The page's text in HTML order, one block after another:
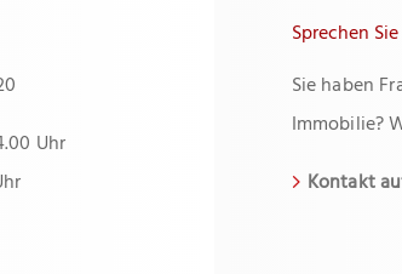
Uhr
Sprechen
Sie haben
Immobilie?
Kontakt